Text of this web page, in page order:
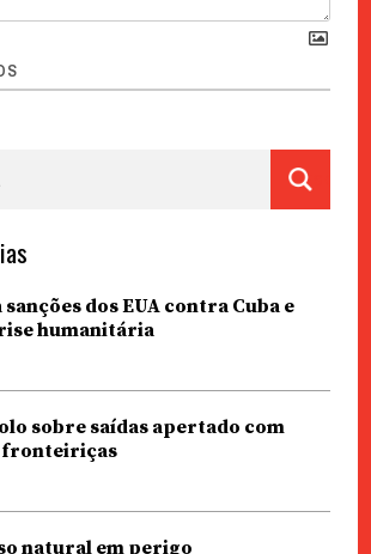
sanções dos EUA contra Cuba e
humanitária
sobre saídas apertado com
fronteiriças
natural em perigo